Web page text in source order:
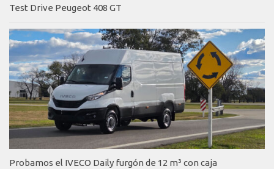
Test Drive Peugeot 408 GT
Probamos el IVECO Daily furgón de 12 m³ con caja